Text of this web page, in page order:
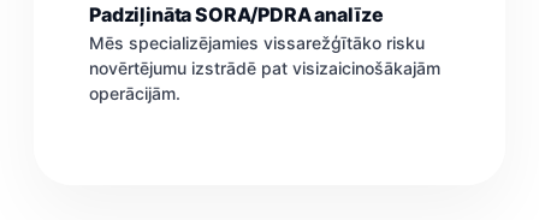
Padziļināta SORA/PDRA analīze
Mēs specializējamies vissarežģītāko risku
novērtējumu izstrādē pat visizaicinošākajām
operācijām.